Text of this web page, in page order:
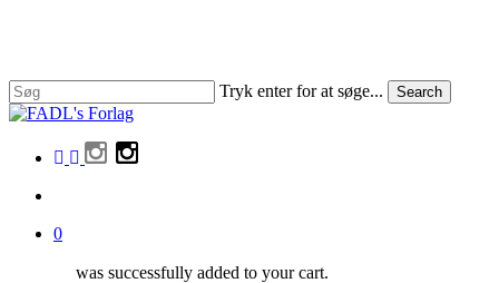
content
Tryk enter for at søge... Search
Close
facebook
linkedin
instagram
0
was successfully added to your cart.